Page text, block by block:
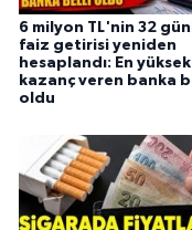
6 milyon TL'nin 32
faiz getirisi yeniden
hesaplandı: En yüksek
kazanç veren banka
oldu